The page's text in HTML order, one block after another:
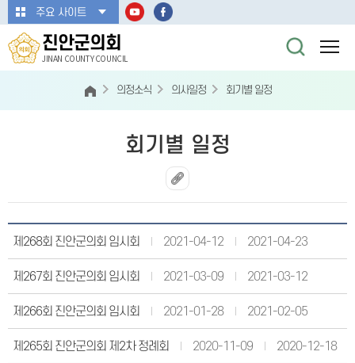
본문바로가기
주요 사이트
진안군의회
JINAN COUNTY COUNCIL
의정소식 의사일정 회기별 일정
회기별 일정
제268회 진안군의회 임시회 2021-04-12 2021-04-23
제267회 진안군의회 임시회 2021-03-09 2021-03-12
제266회 진안군의회 임시회 2021-01-28 2021-02-05
제265회 진안군의회 제2차 정례회 2020-11-09 2020-12-18